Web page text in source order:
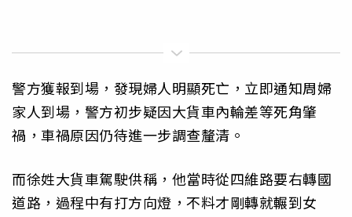
警方獲報到場，發現婦人明顯死亡，立即通知周婦
家人到場，警方初步疑因大貨車內輪差等死角肇
禍，車禍原因仍待進一步調查釐清。
而徐姓大貨車駕駛供稱，他當時從四維路要右轉國
道路，過程中有打方向燈，不料才剛轉就輾到女